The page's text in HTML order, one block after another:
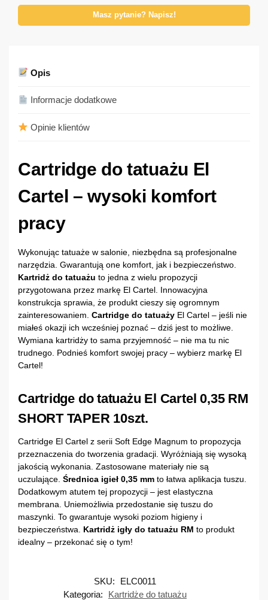
Masz pytanie? Napisz!
Opis
Informacje dodatkowe
Opinie klientów
Cartridge do tatuażu El
Cartel – wysoki komfort
pracy
Wykonując tatuaże w salonie, niezbędna są profesjonalne
narzędzia. Gwarantują one komfort, jak i bezpieczeństwo.
Kartridż do tatuażu to jedna z wielu propozycji
przygotowana przez markę El Cartel. Innowacyjna
konstrukcja sprawia, że produkt cieszy się ogromnym
zainteresowaniem. Cartridge do tatuaży El Cartel – jeśli nie
miałeś okazji ich wcześniej poznać – dziś jest to możliwe.
Wymiana kartridży to sama przyjemność – nie ma tu nic
trudnego. Podnieś komfort swojej pracy – wybierz markę El
Cartel!
Cartridge do tatuażu El Cartel 0,35 RM
SHORT TAPER 10szt.
Cartridge El Cartel z serii Soft Edge Magnum to propozycja
przeznaczenia do tworzenia gradacji. Wyróżniają się wysoką
jakością wykonania. Zastosowane materiały nie są
uczulające. Średnica igieł 0,35 mm to łatwa aplikacja tuszu.
Dodatkowym atutem tej propozycji – jest elastyczna
membrana. Uniemożliwia przedostanie się tuszu do
maszynki. To gwarantuje wysoki poziom higieny i
bezpieczeństwa. Kartridż igły do tatuażu RM to produkt
idealny – przekonać się o tym!
SKU:
ELC0011
Kategoria:
Kartridże do tatuażu